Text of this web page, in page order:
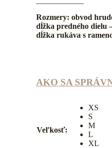
Rozmery: obvod
dĺžka predného dielu
dĺžka rukáva s
AKO SA
Veľkosť:
XS
S
M
L
XL